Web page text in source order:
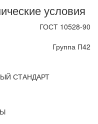
условия
ГОСТ 10528-90
Группа П42
СТАНДАРТ